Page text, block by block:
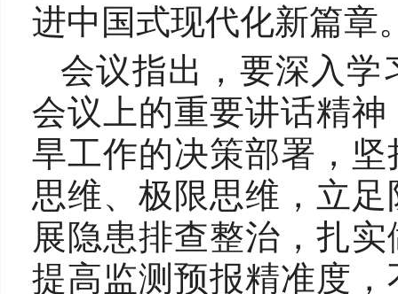
进中国式现代化新篇章
会议指出，要深入学
会议上的重要讲话精
旱工作的决策部署，
思维、极限思维，立
展隐患排查整治，扎
提高监测预报精准度